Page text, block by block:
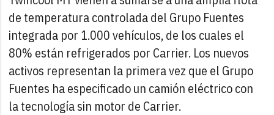
de temperatura controlada del Grupo Fuentes
integrada por 1.000 vehículos, de los cuales el
80% están refrigerados por Carrier. Los nuevos
activos representan la primera vez que el Grupo
Fuentes ha especificado un camión eléctrico con
la tecnología sin motor de Carrier.